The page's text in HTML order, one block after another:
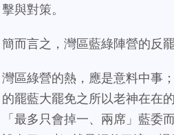
擊與對策。
簡而言之，灣區藍綠陣營的反
灣區綠營的熱，應是意料中事
的罷藍大罷免之所以老神在在
「最多只會掉一、兩席」藍委